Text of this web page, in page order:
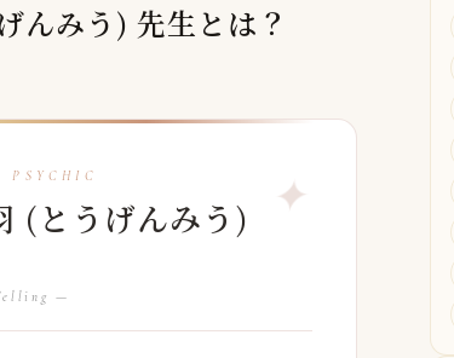
んみう) 先生とは？
(とうげんみう)
—